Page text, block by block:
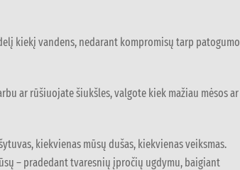
kiekį vandens, nedarant kompromisų tarp patogumo
ar rūšiuojate šiukšles, valgote kiek mažiau mėsos ar
kiekvienas mūsų dušas, kiekvienas veiksmas.
– pradedant tvaresnių įpročių ugdymu, baigiant